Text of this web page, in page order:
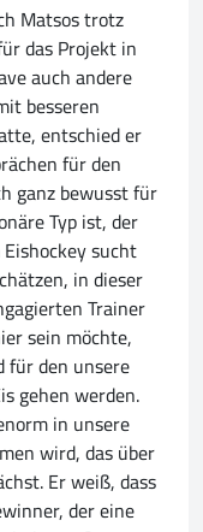
Matsos trotz
das Projekt in
auch andere
besseren
entschied er
für den
ganz bewusst für
Typ ist, der
sucht
in dieser
Trainer
sein möchte,
für den unsere
gehen werden.
in unsere
wird, das über
Er weiß, dass
der eine